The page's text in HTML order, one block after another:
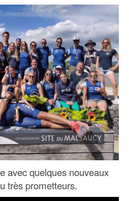
avec quelques nouveaux
très prometteurs.